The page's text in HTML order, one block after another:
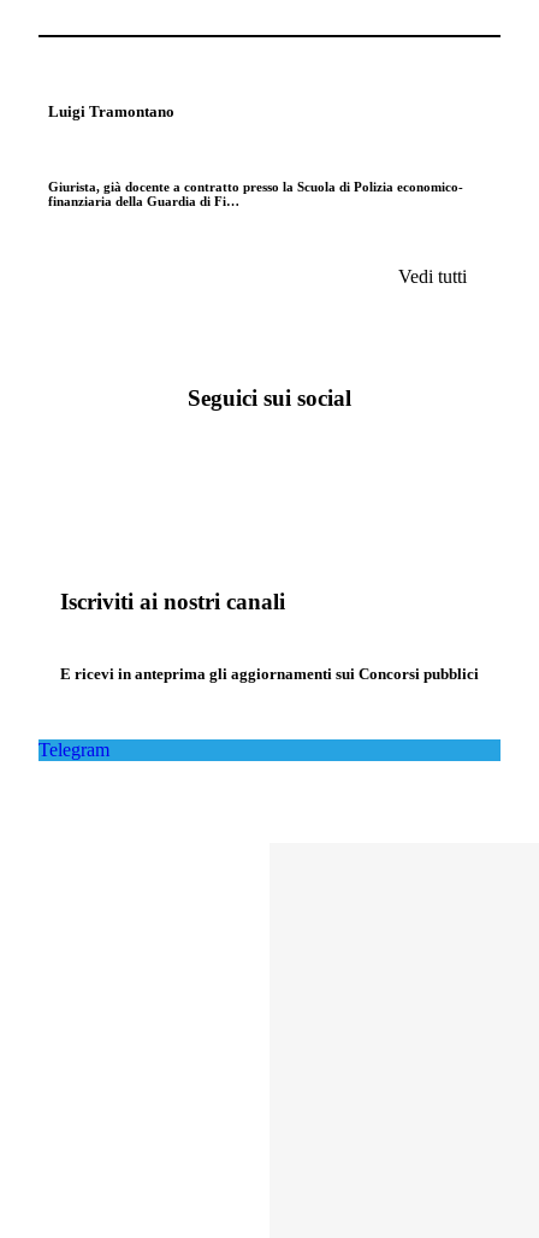
Luigi Tramontano
Giurista, già docente a contratto presso la Scuola di Polizia economico-
finanziaria della Guardia di Fi…
Vedi tutti
Seguici sui social
Iscriviti ai nostri canali
E ricevi in anteprima gli aggiornamenti sui Concorsi pubblici
Telegram